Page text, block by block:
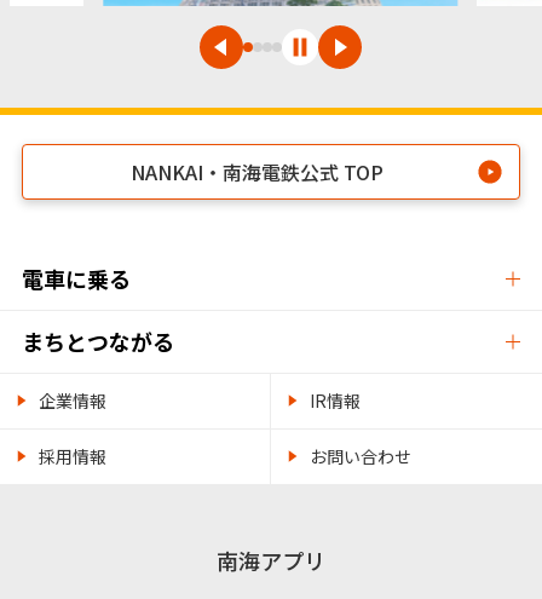
NANKAI・南海電鉄公式 TOP
電車に乗る
まちとつながる
企業情報 IR情報
採用情報 お問い合わせ
南海アプリ